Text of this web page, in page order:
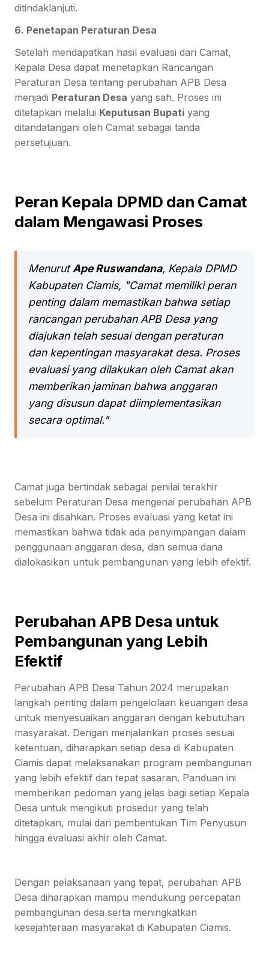
ditindaklanjuti.
6. Penetapan Peraturan Desa
Setelah mendapatkan hasil evaluasi dari Camat,
Kepala Desa dapat menetapkan Rancangan
Peraturan Desa tentang perubahan APB Desa
menjadi Peraturan Desa yang sah. Proses ini
ditetapkan melalui Keputusan Bupati yang
ditandatangani oleh Camat sebagai tanda
persetujuan.
Peran Kepala DPMD dan Camat
dalam Mengawasi Proses
MenurutApe Ruswandana, Kepala DPMD
Kabupaten Ciamis, "Camat memiliki peran
penting dalam memastikan bahwa setiap
rancangan perubahan APB Desa yang
diajukan telah sesuai dengan peraturan
dan kepentingan masyarakat desa. Proses
evaluasi yang dilakukan oleh Camat akan
memberikan jaminan bahwa anggaran
yang disusun dapat diimplementasikan
secara optimal."
Camat juga bertindak sebagai penilai terakhir
sebelum Peraturan Desa mengenai perubahan APB
Desa ini disahkan. Proses evaluasi yang ketat ini
memastikan bahwa tidak ada penyimpangan dalam
penggunaan anggaran desa, dan semua dana
dialokasikan untuk pembangunan yang lebih efektif.
Perubahan APB Desa untuk
Pembangunan yang Lebih
Efektif
Perubahan APB Desa Tahun 2024 merupakan
langkah penting dalam pengelolaan keuangan desa
untuk menyesuaikan anggaran dengan kebutuhan
masyarakat. Dengan menjalankan proses sesuai
ketentuan, diharapkan setiap desa di Kabupaten
Ciamis dapat melaksanakan program pembangunan
yang lebih efektif dan tepat sasaran. Panduan ini
memberikan pedoman yang jelas bagi setiap Kepala
Desa untuk mengikuti prosedur yang telah
ditetapkan, mulai dari pembentukan Tim Penyusun
hingga evaluasi akhir oleh Camat.
Dengan pelaksanaan yang tepat, perubahan APB
Desa diharapkan mampu mendukung percepatan
pembangunan desa serta meningkatkan
kesejahteraan masyarakat di Kabupaten Ciamis.